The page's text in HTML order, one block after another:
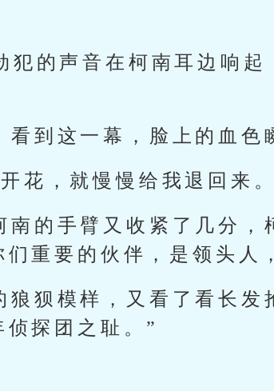
犯的声音在柯南耳边响起
到这一幕，脸上的血色
花，就慢慢给我退回来
的手臂又收紧了几分，
重要的伙伴，是领头人
狈模样，又看了看长发
探团之耻。”